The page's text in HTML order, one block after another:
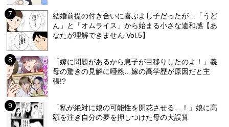
結婚前提の付き合いに喜ぶよし子だったが…「うど
ん」と「オムライス」から始まる小さな違和感【あ
なたが理解できません Vol.5】
「嫁に問題があるから息子が目移りしたのよ！」義
母の驚きの見解に唖然…嫁の高学歴が原因だと主
張!?
「私が絶対に娘の可能性を開花させる…！」娘に高
額を注ぎ自分の夢を押しつけた母の大誤算